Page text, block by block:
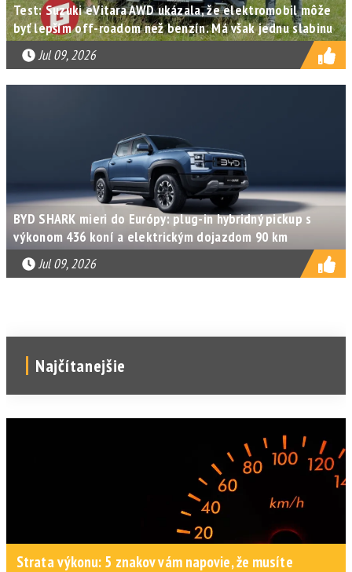
Test: Suzuki eVitara AWD ukázala, že elektromobil môže
byť lepším off-roadom než benzín. Má však jednu slabinu
Jul 09, 2026
BYD SHARK mieri do Európy: plug-in hybridný pickup s
výkonom 436 koní a elektrickým dojazdom 90 km
Jul 09, 2026
Najčítanejšie
Strata výkonu: 5 znakov vám napovie, že musíte